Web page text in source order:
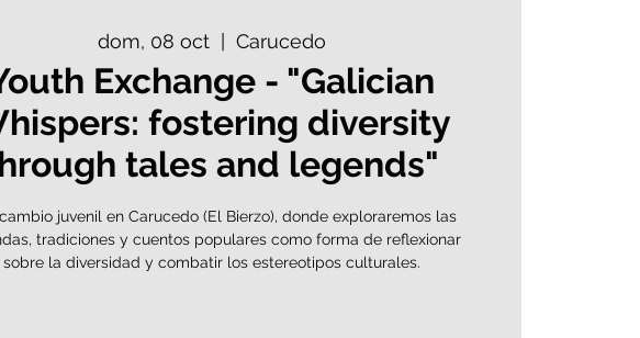
dom, 08 oct
  |
Carucedo
Exchange - "Galician
fostering diversity
tales and legends"
juvenil en Carucedo (El Bierzo), donde exploraremos las
tradiciones y cuentos populares como forma de reflexionar
sobre la diversidad y combatir los estereotipos culturales.